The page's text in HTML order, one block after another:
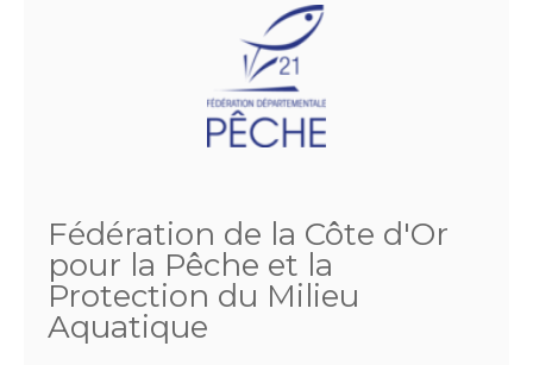
Fédération de la Côte d'Or
pour la Pêche et la
Protection du Milieu
Aquatique